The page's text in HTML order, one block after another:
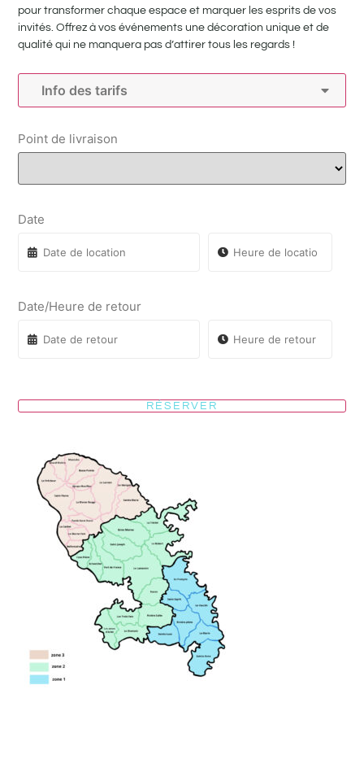
pour transformer chaque espace et marquer les esprits de vos
invités. Offrez à vos événements une décoration unique et de
qualité qui ne manquera pas d’attirer tous les regards !
Info des tarifs
Point de livraison
Date
Date/Heure de retour
RÉSERVER